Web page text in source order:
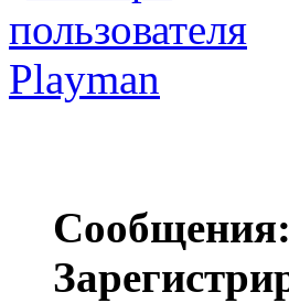
Playmаn
Сообщения: